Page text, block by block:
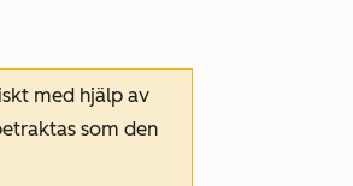
med hjälp av
som den